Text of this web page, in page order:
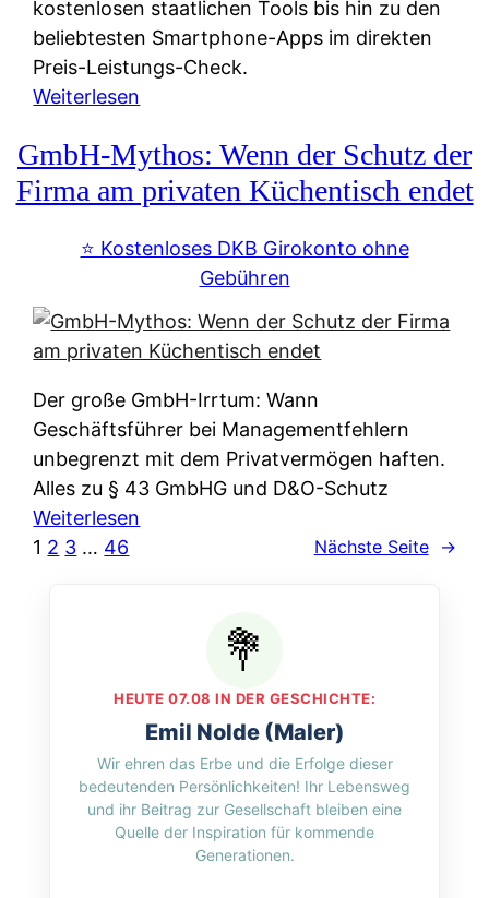
e
i
e
W
e
r
s
i
c
h
e
t
n
w
i
r
I
R
:
W
e
u
d
n
w
l
c
h
e
n
r
n
f
u
n
kostenlosen staatlichen Tools bis hin zu den
beliebtesten Smartphone-Apps im direkten
Preis-Leistungs-Check.
Weiterlesen
t
e
u
e
r
k
l
ä
u
&
O
n
l
GmbH-Mythos: Wenn der Schutz der
Firma am privaten Küchentisch endet
⭐️ Kostenloses DKB Girokonto ohne
Gebühren
Der große GmbH-Irrtum: Wann
Geschäftsführer bei Managementfehlern
unbegrenzt mit dem Privatvermögen haften.
Alles zu § 43 GmbHG und D&O-Schutz
Weiterlesen
M
y
h
o
s
1 2 3 … 46 Nächste Seite →
HEUTE 07.08 IN DER GESCHICHTE:
Emil Nolde (Maler)
Wir ehren das Erbe und die Erfolge dieser
bedeutenden Persönlichkeiten! Ihr Lebensweg
und ihr Beitrag zur Gesellschaft bleiben eine
Quelle der Inspiration für kommende
Generationen.